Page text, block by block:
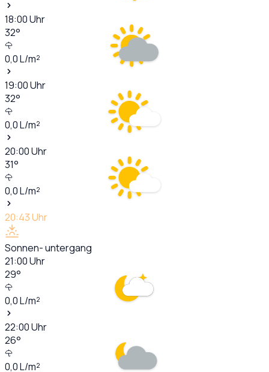
18:00Uhr
32°
0,0L/m²
19:00Uhr
32°
0,0L/m²
20:00Uhr
31°
0,0L/m²
20:43Uhr
Sonnen- untergang
21:00Uhr
29°
0,0L/m²
22:00Uhr
26°
0,0L/m²